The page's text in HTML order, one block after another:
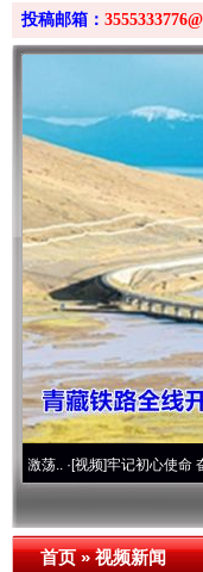
投稿邮箱：
视频]牢记初心使命 奋进复兴征
首页»视频新闻